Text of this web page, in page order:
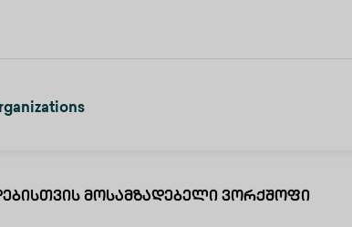
Მოსამზადებელი Ვორქშოფი